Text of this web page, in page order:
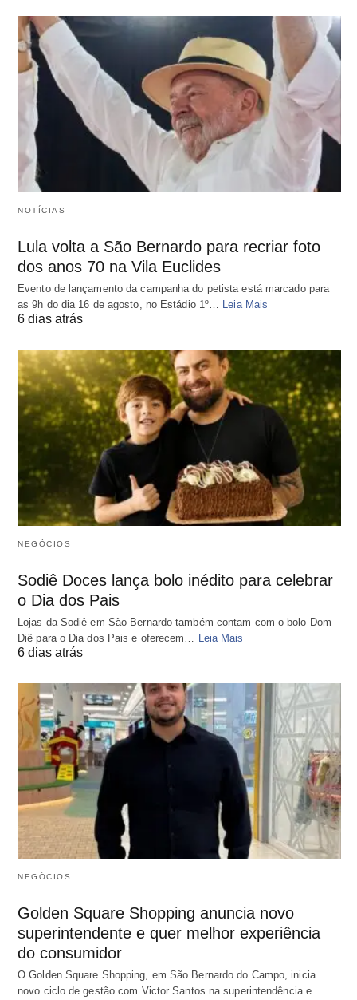
NOTÍCIAS
Lula volta a São Bernardo para recriar foto
dos anos 70 na Vila Euclides
Evento de lançamento da campanha do petista está marcado para
as 9h do dia 16 de agosto, no Estádio 1º… Leia Mais
6 dias atrás
NEGÓCIOS
Sodiê Doces lança bolo inédito para celebrar
o Dia dos Pais
Lojas da Sodiê em São Bernardo também contam com o bolo Dom
Diê para o Dia dos Pais e oferecem… Leia Mais
6 dias atrás
NEGÓCIOS
Golden Square Shopping anuncia novo
superintendente e quer melhor experiência
do consumidor
O Golden Square Shopping, em São Bernardo do Campo, inicia
novo ciclo de gestão com Victor Santos na superintendência e…